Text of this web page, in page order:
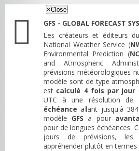
×Close
GFS - GLOBAL FORECAST
Les créateurs et éditeurs
National Weather Service (
Environmental Prediction (
and Atmospheric
prévisions météorologiques
modèle sont de type
est calculé 4 fois par jour
UTC à une résolution de
échéance allant jusqu'à
modèle GFS a pour
pour de longues échéances.
jours de prévisions,
appréhender plutôt en termes